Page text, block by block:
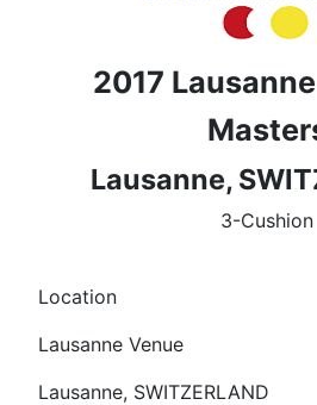
2017
Lausanne,
3-Cushion
Location
Lausanne Venue
Lausanne, SWITZERLAND